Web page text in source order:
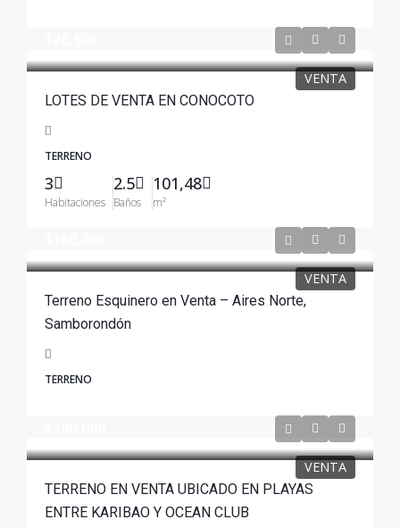
VENTA
LOTES DE VENTA EN CONOCOTO
TERRENO
3
Habitaciones
2.5
Baños
101,48
m²
VENTA
Terreno Esquinero en Venta – Aires Norte,
Samborondón
TERRENO
VENTA
TERRENO EN VENTA UBICADO EN PLAYAS
ENTRE KARIBAO Y OCEAN CLUB